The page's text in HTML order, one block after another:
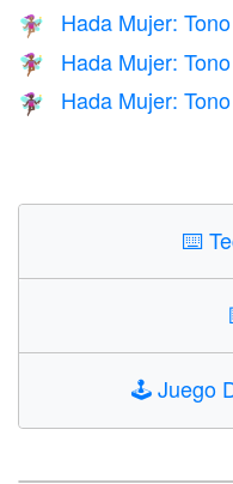
🧚🏽‍♀️ Hada Mujer:
🧚🏾‍♀️ Hada Mujer:
🧚🏿‍♀️ Hada Mujer:
⌨️
🕹️Juego